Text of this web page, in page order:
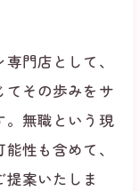
門店として、
てその歩みをサ
。無職という現
性も含めて、
案いたしま